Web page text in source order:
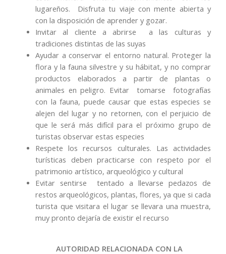
lugareños. Disfruta tu viaje con mente abierta y
con la disposición de aprender y gozar.
Invitar al cliente a abrirse a las culturas y
tradiciones distintas de las suyas
Ayudar a conservar el entorno natural. Proteger la
flora y la fauna silvestre y su hábitat, y no comprar
productos elaborados a partir de plantas o
animales en peligro. Evitar tomarse fotografías
con la fauna, puede causar que estas especies se
alejen del lugar y no retornen, con el perjuicio de
que le será más difícil para el próximo grupo de
turistas observar estas especies
Respete los recursos culturales. Las actividades
turísticas deben practicarse con respeto por el
patrimonio artístico, arqueológico y cultural
Evitar sentirse tentado a llevarse pedazos de
restos arqueológicos, plantas, flores, ya que si cada
turista que visitara el lugar se llevara una muestra,
muy pronto dejaría de existir el recurso
AUTORIDAD RELACIONADA CON LA